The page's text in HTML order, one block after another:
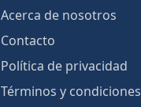
Acerca de nosotros
Contacto
Política de privacidad
Términos y condiciones